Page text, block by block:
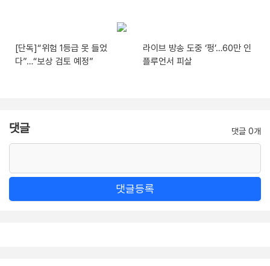
[단독]“위험 1등급 못 들었
다”…“보상 검토 예정”
라이브 방송 도중 ‘펑’…60만 인
플루언서 피살
댓글 댓글 0개
댓글등록